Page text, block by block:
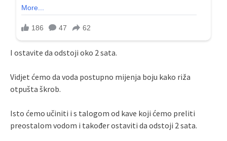
I ostavite da odstoji oko 2 sata.
Vidjet ćemo da voda postupno mijenja boju kako riža
otpušta škrob.
Isto ćemo učiniti i s talogom od kave koji ćemo preliti
preostalom vodom i također ostaviti da odstoji 2 sata.